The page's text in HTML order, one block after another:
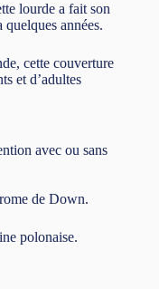
lourde a fait son
années.
cette couverture
et d’adultes
avec ou sans
de Down.
polonaise.